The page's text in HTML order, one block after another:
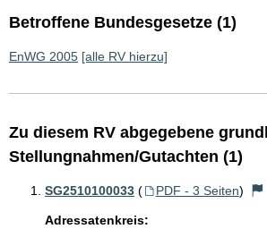
Betroffene Bundesgesetze (1)
EnWG 2005 [alle RV hierzu]
Zu diesem RV abgegebene
Stellungnahmen/Gutachten (1)
SG2510100033 ( PDF - 3 Seiten)
Adressatenkreis: